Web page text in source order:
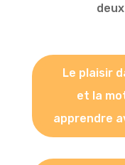
Le plaisir
et la
apprendre